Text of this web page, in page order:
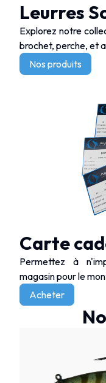
Leurres
Explorez notre
brochet, perche, et
Nos produits
Carte
Permettez à
magasin pour le
Acheter